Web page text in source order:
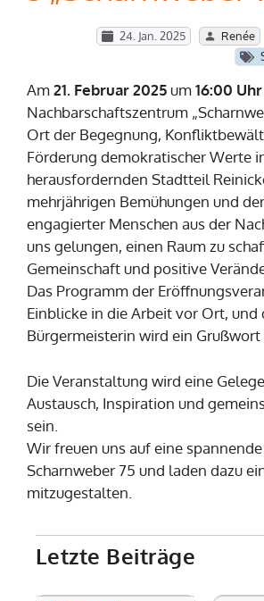
24. Jan. 2025 Renée
Am21. Februar 2025um16:00 Uhr
Nachbarschaftszentrum
Ort der Begegnung,
Förderung demokratischer Werte
herausfordernden Stadtteil
mehrjährigen Bemühungen und
engagierter Menschen aus der
uns gelungen, einen Raum zu
Gemeinschaft und positive
Das Programm der
Einblicke in die Arbeit vor Ort, und
Bürgermeisterin wird ein Grußwort
Die Veranstaltung wird eine
Austausch, Inspiration und
sein.
Wir freuen uns auf eine
Scharnweber 75 und laden dazu
mitzugestalten.
Letzte Beiträge